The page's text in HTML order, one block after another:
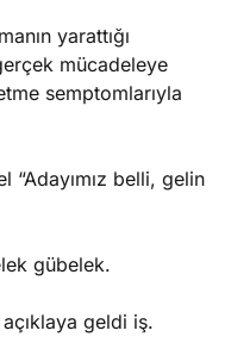
yarattığı
mücadeleye
semptomlarıyla
“Adayımız belli, gelin
gübelek.
açıklaya geldi iş.